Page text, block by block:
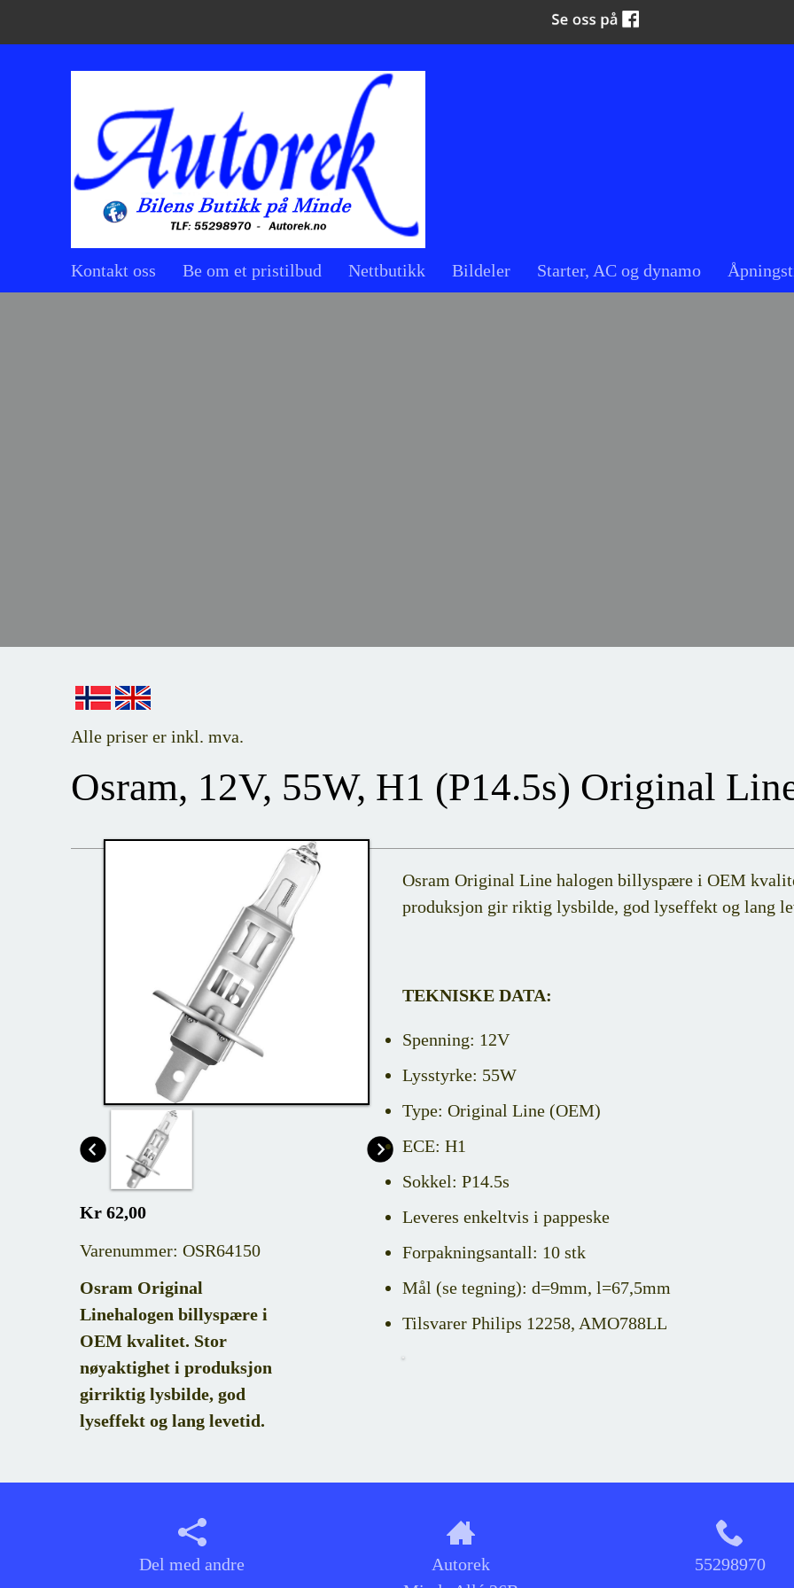
Kontakt oss Be om et pristilbud Nettbutikk Bildeler Starter, AC og dynamo
Alle priser er inkl. mva.
Osram, 12V, 55W, H1 (P14.5s) Original
Kr 62,00
Varenummer: OSR64150
Osram Original
Linehalogen billyspære i
OEM kvalitet. Stor
nøyaktighet i produksjon
girriktig lysbilde, god
lyseffekt og lang levetid.
Osram Original Line halogen billyspære i OEM
produksjon gir riktig lysbilde, god lyseffekt og lang
TEKNISKE DATA:
Spenning: 12V
Lysstyrke: 55W
Type: Original Line (OEM)
ECE: H1
Sokkel: P14.5s
Leveres enkeltvis i pappeske
Forpakningsantall: 10 stk
Mål (se tegning): d=9mm, l=67,5mm
Tilsvarer Philips 12258, AMO788LL
Del med andre
Autorek
55298970